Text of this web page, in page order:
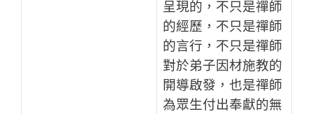
呈現的，不只是禪師
的經歷，不只是禪師
的言行，不只是禪師
對於弟子因材施教的
開導啟發，也是禪師
為眾生付出奉獻的無